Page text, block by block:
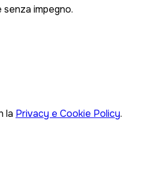
impegno.
la Privacy e Cookie Policy.